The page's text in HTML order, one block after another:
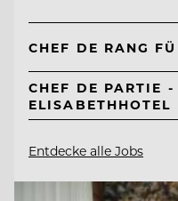
CHEF DE RANG
CHEF DE PARTIE - SAUCIER IM
ELISABETHHOTEL
Entdecke alle Jobs